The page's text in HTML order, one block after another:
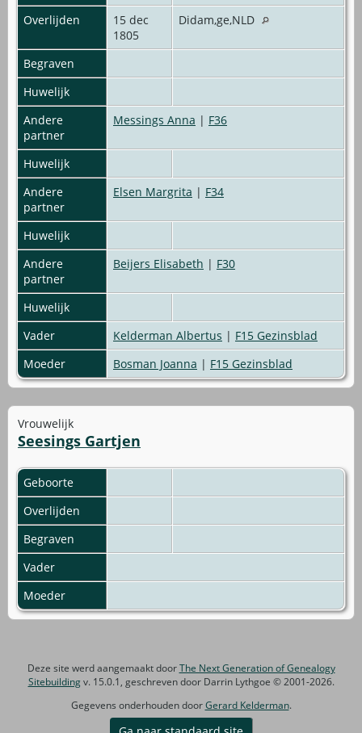
Overlijden
15 dec
1805
Didam,ge,NLD
Begraven
Huwelijk
Andere
partner
Messings Anna | F36
Huwelijk
Andere
partner
Elsen Margrita | F34
Huwelijk
Andere
partner
Beijers Elisabeth | F30
Huwelijk
Vader
Kelderman Albertus | F15 Gezinsblad
Moeder
Bosman Joanna | F15 Gezinsblad
Vrouwelijk
Seesings Gartjen
Geboorte
Overlijden
Begraven
Vader
Moeder
Deze site werd aangemaakt doorThe Next Generation of Genealogy
Sitebuildingv. 15.0.1, geschreven door Darrin Lythgoe © 2001-2026.
Gegevens onderhouden doorGerard Kelderman.